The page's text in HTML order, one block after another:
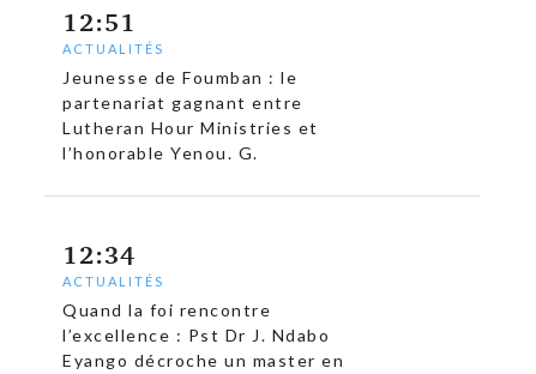
12:51
ACTUALITÉS
Jeunesse de Foumban : le
partenariat gagnant entre
Lutheran Hour Ministries et
l’honorable Yenou. G.
12:34
ACTUALITÉS
Quand la foi rencontre
l’excellence : Pst Dr J. Ndabo
Eyango décroche un master en